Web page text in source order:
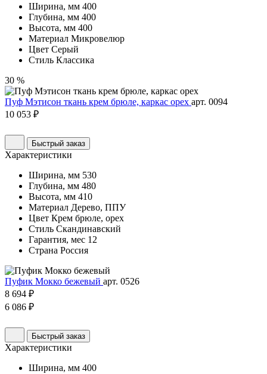
Ширина, мм 400
Глубина, мм 400
Высота, мм 400
Материал Микровелюр
Цвет Серый
Стиль Классика
30 %
Пуф Мэтисон ткань крем брюле, каркас орех арт. 0094
10 053 ₽
Быстрый заказ
Характеристики
Ширина, мм 530
Глубина, мм 480
Высота, мм 410
Материал Дерево, ППУ
Цвет Крем брюле, орех
Стиль Скандинавский
Гарантия, мес 12
Страна Россия
Пуфик Мокко бежевый арт. 0526
8 694 ₽
6 086 ₽
Быстрый заказ
Характеристики
Ширина, мм 400